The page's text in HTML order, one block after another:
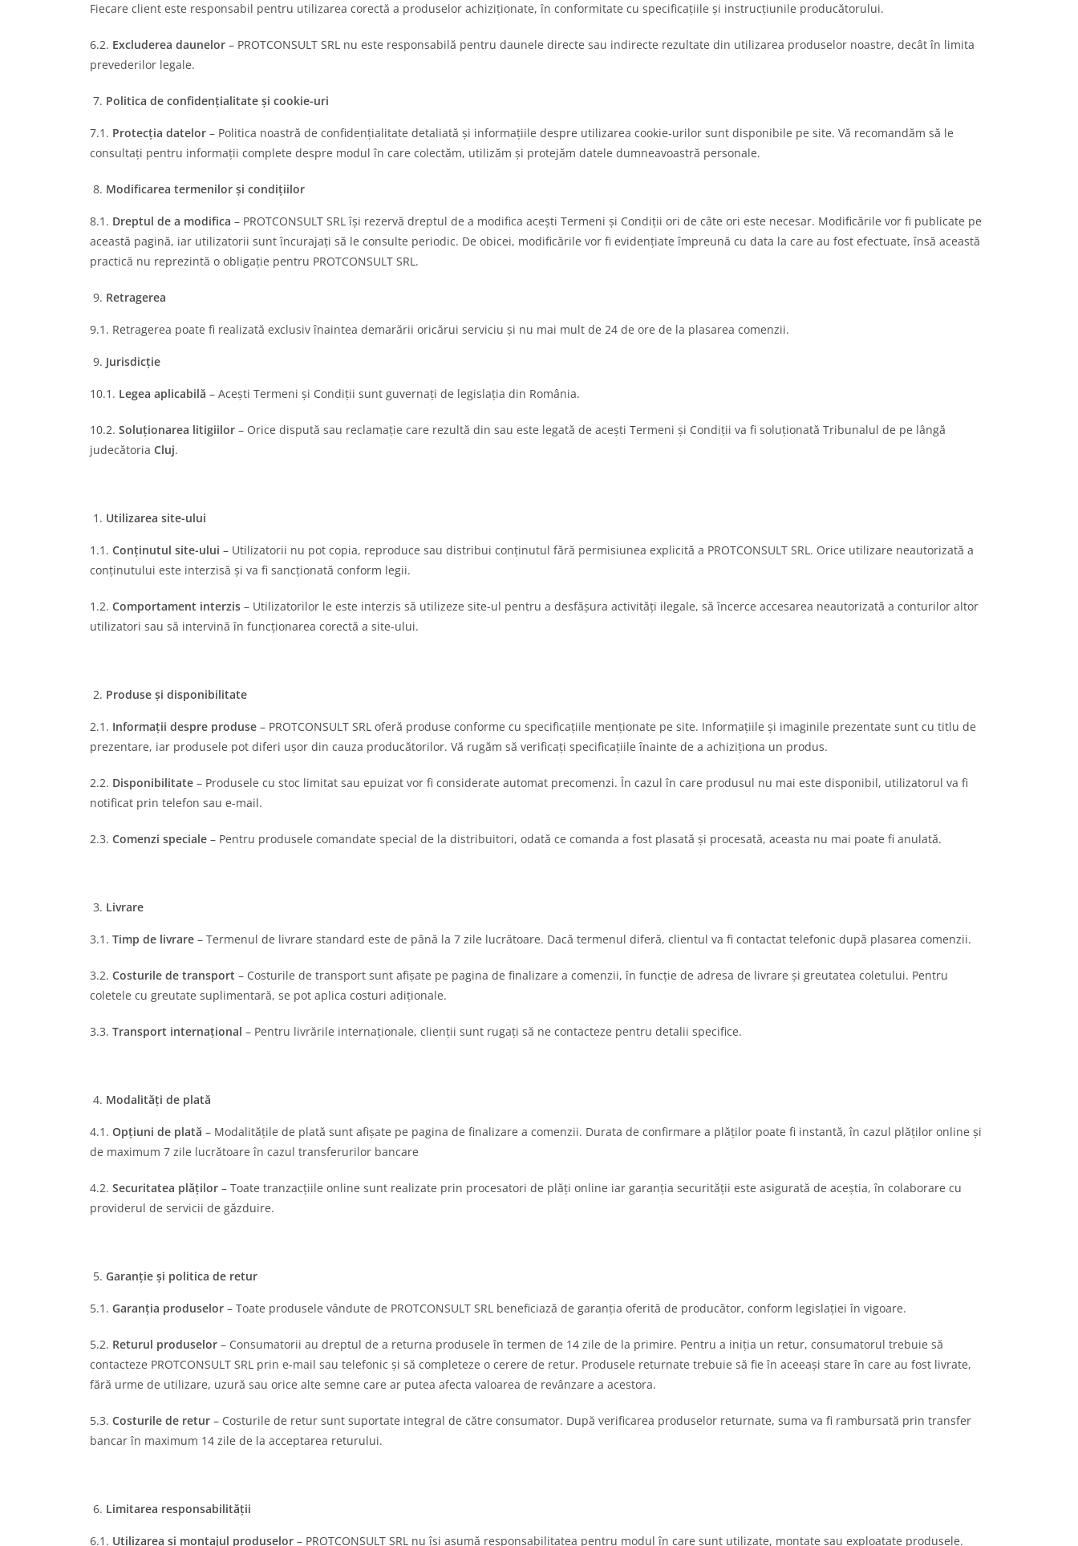
Fiecare client este responsabil pentru utilizarea corectă a produselor achiziționate, în conformitate cu specificațiile și instrucțiunile producătorului.
6.2. Excluderea daunelor – PROTCONSULT SRL nu este responsabilă pentru daunele directe sau indirecte rezultate din utilizarea produselor noastre, decât în limita
prevederilor legale.
Politica de confidențialitate și cookie-uri
7.1. Protecția datelor – Politica noastră de confidențialitate detaliată și informațiile despre utilizarea cookie-urilor sunt disponibile pe site. Vă recomandăm să le
consultați pentru informații complete despre modul în care colectăm, utilizăm și protejăm datele dumneavoastră personale.
Modificarea termenilor și condițiilor
8.1. Dreptul de a modifica – PROTCONSULT SRL își rezervă dreptul de a modifica acești Termeni și Condiții ori de câte ori este necesar. Modificările vor fi publicate pe
această pagină, iar utilizatorii sunt încurajați să le consulte periodic. De obicei, modificările vor fi evidențiate împreună cu data la care au fost efectuate, însă această
practică nu reprezintă o obligație pentru PROTCONSULT SRL.
Retragerea
9.1. Retragerea poate fi realizată exclusiv înaintea demarării oricărui serviciu și nu mai mult de 24 de ore de la plasarea comenzii.
Jurisdicție
10.1. Legea aplicabilă – Acești Termeni și Condiții sunt guvernați de legislația din România.
10.2. Soluționarea litigiilor – Orice dispută sau reclamație care rezultă din sau este legată de acești Termeni și Condiții va fi soluționată Tribunalul de pe lângă
judecătoria Cluj.
Utilizarea site-ului
1.1. Conținutul site-ului – Utilizatorii nu pot copia, reproduce sau distribui conținutul fără permisiunea explicită a PROTCONSULT SRL. Orice utilizare neautorizată a
conținutului este interzisă și va fi sancționată conform legii.
1.2. Comportament interzis – Utilizatorilor le este interzis să utilizeze site-ul pentru a desfășura activități ilegale, să încerce accesarea neautorizată a conturilor altor
utilizatori sau să intervină în funcționarea corectă a site-ului.
Produse și disponibilitate
2.1. Informații despre produse – PROTCONSULT SRL oferă produse conforme cu specificațiile menționate pe site. Informațiile și imaginile prezentate sunt cu titlu de
prezentare, iar produsele pot diferi ușor din cauza producătorilor. Vă rugăm să verificați specificațiile înainte de a achiziționa un produs.
2.2. Disponibilitate – Produsele cu stoc limitat sau epuizat vor fi considerate automat precomenzi. În cazul în care produsul nu mai este disponibil, utilizatorul va fi
notificat prin telefon sau e-mail.
2.3. Comenzi speciale – Pentru produsele comandate special de la distribuitori, odată ce comanda a fost plasată și procesată, aceasta nu mai poate fi anulată.
Livrare
3.1. Timp de livrare – Termenul de livrare standard este de până la 7 zile lucrătoare. Dacă termenul diferă, clientul va fi contactat telefonic după plasarea comenzii.
3.2. Costurile de transport – Costurile de transport sunt afișate pe pagina de finalizare a comenzii, în funcție de adresa de livrare și greutatea coletului. Pentru
coletele cu greutate suplimentară, se pot aplica costuri adiționale.
3.3. Transport internațional – Pentru livrările internaționale, clienții sunt rugați să ne contacteze pentru detalii specifice.
Modalități de plată
4.1. Opțiuni de plată – Modalitățile de plată sunt afișate pe pagina de finalizare a comenzii. Durata de confirmare a plăților poate fi instantă, în cazul plăților online și
de maximum 7 zile lucrătoare în cazul transferurilor bancare
4.2. Securitatea plăților – Toate tranzacțiile online sunt realizate prin procesatori de plăți online iar garanția securității este asigurată de aceștia, în colaborare cu
providerul de servicii de găzduire.
Garanție și politica de retur
5.1. Garanția produselor – Toate produsele vândute de PROTCONSULT SRL beneficiază de garanția oferită de producător, conform legislației în vigoare.
5.2. Returul produselor – Consumatorii au dreptul de a returna produsele în termen de 14 zile de la primire. Pentru a iniția un retur, consumatorul trebuie să
contacteze PROTCONSULT SRL prin e-mail sau telefonic și să completeze o cerere de retur. Produsele returnate trebuie să fie în aceeași stare în care au fost livrate,
fără urme de utilizare, uzură sau orice alte semne care ar putea afecta valoarea de revânzare a acestora.
5.3. Costurile de retur – Costurile de retur sunt suportate integral de către consumator. După verificarea produselor returnate, suma va fi rambursată prin transfer
bancar în maximum 14 zile de la acceptarea returului.
Limitarea responsabilității
6.1. Utilizarea și montajul produselor – PROTCONSULT SRL nu își asumă responsabilitatea pentru modul în care sunt utilizate, montate sau exploatate produsele.